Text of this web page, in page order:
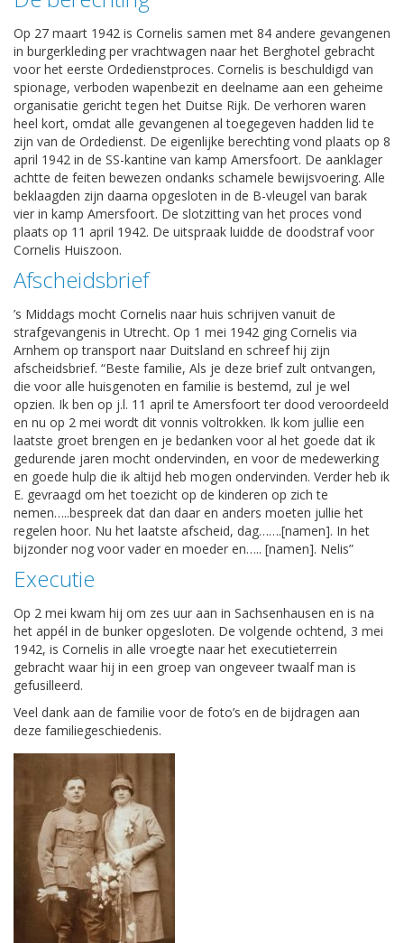
Op 27 maart 1942 is Cornelis samen met 84 andere gevangenen
in burgerkleding per vrachtwagen naar het Berghotel gebracht
voor het eerste Ordedienstproces. Cornelis is beschuldigd van
spionage, verboden wapenbezit en deelname aan een geheime
organisatie gericht tegen het Duitse Rijk. De verhoren waren
heel kort, omdat alle gevangenen al toegegeven hadden lid te
zijn van de Ordedienst. De eigenlijke berechting vond plaats op 8
april 1942 in de SS-kantine van kamp Amersfoort. De aanklager
achtte de feiten bewezen ondanks schamele bewijsvoering. Alle
beklaagden zijn daarna opgesloten in de B-vleugel van barak
vier in kamp Amersfoort. De slotzitting van het proces vond
plaats op 11 april 1942. De uitspraak luidde de doodstraf voor
Cornelis Huiszoon.
Afscheidsbrief
’s Middags mocht Cornelis naar huis schrijven vanuit de
strafgevangenis in Utrecht. Op 1 mei 1942 ging Cornelis via
Arnhem op transport naar Duitsland en schreef hij zijn
afscheidsbrief. “Beste familie, Als je deze brief zult ontvangen,
die voor alle huisgenoten en familie is bestemd, zul je wel
opzien. Ik ben op j.l. 11 april te Amersfoort ter dood veroordeeld
en nu op 2 mei wordt dit vonnis voltrokken. Ik kom jullie een
laatste groet brengen en je bedanken voor al het goede dat ik
gedurende jaren mocht ondervinden, en voor de medewerking
en goede hulp die ik altijd heb mogen ondervinden. Verder heb ik
E. gevraagd om het toezicht op de kinderen op zich te
nemen…..bespreek dat dan daar en anders moeten jullie het
regelen hoor. Nu het laatste afscheid, dag…….[namen]. In het
bijzonder nog voor vader en moeder en….. [namen]. Nelis”
Executie
Op 2 mei kwam hij om zes uur aan in Sachsenhausen en is na
het appél in de bunker opgesloten. De volgende ochtend, 3 mei
1942, is Cornelis in alle vroegte naar het executieterrein
gebracht waar hij in een groep van ongeveer twaalf man is
gefusilleerd.
Veel dank aan de familie voor de foto’s en de bijdragen aan
deze familiegeschiedenis.